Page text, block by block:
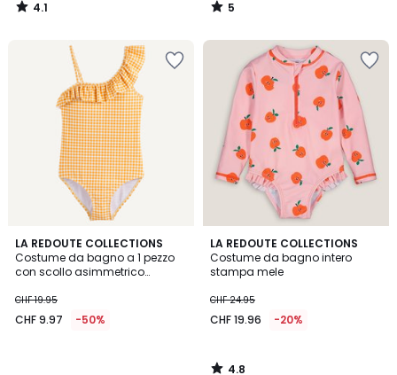
4.1
/
5
/
LA REDOUTE COLLECTIONS
Costume da bagno a 1 pezzo
con scollo asimmetrico
CHF 19.95
CHF 9.97 -50%
LA REDOUTE COLLECTIONS
Costume da bagno intero
stampa mele
CHF 24.95
CHF 19.96 -20%
4.8
/ 5
4.8